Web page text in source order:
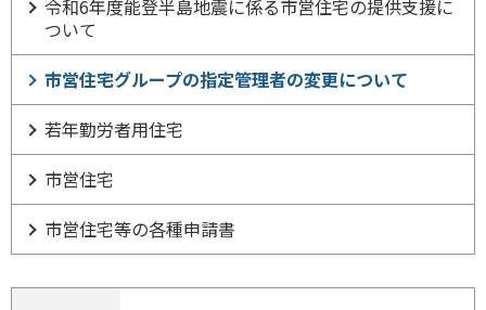
令和6年度能登半島地震に係る市営住宅の提供支援に
ついて
市営住宅グループの指定管理者の変更について
若年勤労者用住宅
市営住宅
市営住宅等の各種申請書